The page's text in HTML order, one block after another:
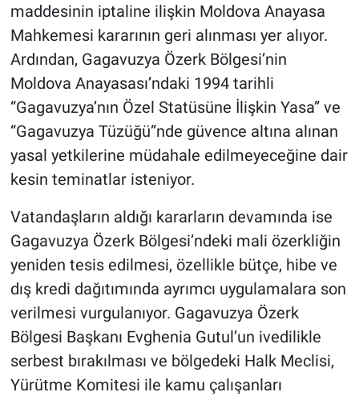
maddesinin iptaline ilişkin Moldova Anayasa
Mahkemesi kararının geri alınması yer alıyor.
Ardından, Gagavuzya Özerk Bölgesi’nin
Moldova Anayasası’ndaki 1994 tarihli
“Gagavuzya’nın Özel Statüsüne İlişkin Yasa” ve
“Gagavuzya Tüzüğü”nde güvence altına alınan
yasal yetkilerine müdahale edilmeyeceğine dair
kesin teminatlar isteniyor.
Vatandaşların aldığı kararların devamında ise
Gagavuzya Özerk Bölgesi’ndeki mali özerkliğin
yeniden tesis edilmesi, özellikle bütçe, hibe ve
dış kredi dağıtımında ayrımcı uygulamalara son
verilmesi vurgulanıyor. Gagavuzya Özerk
Bölgesi Başkanı Evghenia Gutul’un ivedilikle
serbest bırakılması ve bölgedeki Halk Meclisi,
Yürütme Komitesi ile kamu çalışanları
Sağlık
Spor
Teknoloji
Türkiye'nin Geleceği
Türkiye'nin Gündemi
Yerel Gündem
Yerel Yaşam
Canlı Yayın